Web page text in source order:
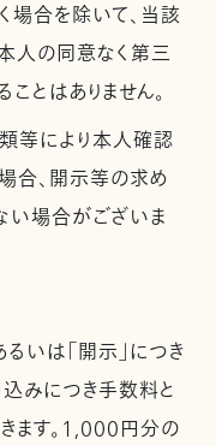
場合を除いて、当該
人の同意なく第三
とはありません。
等により本人確認
合、開示等の求め
い場合がございま
いは「開示」につき
みにつき手数料と
ます。1,000円分の